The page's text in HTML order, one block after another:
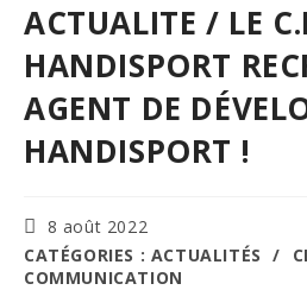
ACTUALITE / LE
HANDISPORT
AGENT DE
HANDISPORT !
Publication
publiée :
8 août 2022
POST
CATEGORY:
CATÉGORIES : ACTUALITÉS /
COMMUNICATION